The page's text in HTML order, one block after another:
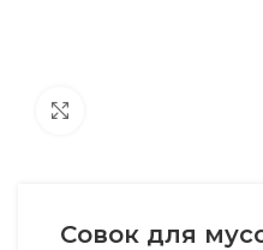
Совок для